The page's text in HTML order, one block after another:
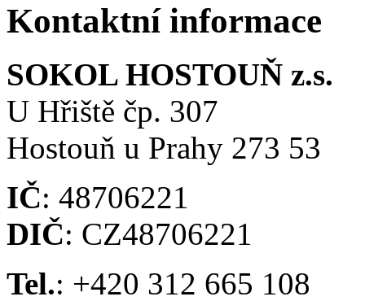
Kontaktní informace
SOKOL HOSTOUŇ z.s.
U Hřiště čp. 307
Hostouň u Prahy 273 53
IČ: 48706221
DIČ: CZ48706221
Tel.: +420 312 665 108